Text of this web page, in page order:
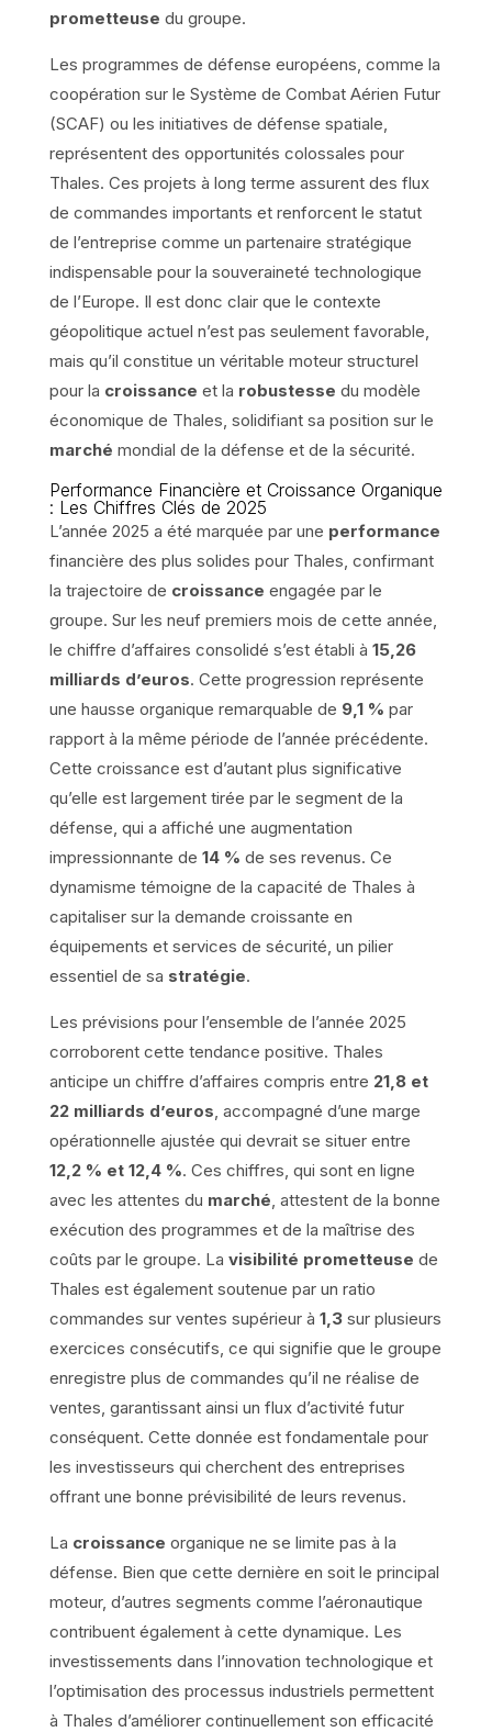
prometteuse du groupe.
Les programmes de défense européens, comme la
coopération sur le Système de Combat Aérien Futur
(SCAF) ou les initiatives de défense spatiale,
représentent des opportunités colossales pour
Thales. Ces projets à long terme assurent des flux
de commandes importants et renforcent le statut
de l’entreprise comme un partenaire stratégique
indispensable pour la souveraineté technologique
de l’Europe. Il est donc clair que le contexte
géopolitique actuel n’est pas seulement favorable,
mais qu’il constitue un véritable moteur structurel
pour la croissance et la robustesse du modèle
économique de Thales, solidifiant sa position sur le
marché mondial de la défense et de la sécurité.
Performance Financière et Croissance Organique
: Les Chiffres Clés de 2025
L’année 2025 a été marquée par une performance
financière des plus solides pour Thales, confirmant
la trajectoire de croissance engagée par le
groupe. Sur les neuf premiers mois de cette année,
le chiffre d’affaires consolidé s’est établi à 15,26
milliards d’euros. Cette progression représente
une hausse organique remarquable de 9,1 % par
rapport à la même période de l’année précédente.
Cette croissance est d’autant plus significative
qu’elle est largement tirée par le segment de la
défense, qui a affiché une augmentation
impressionnante de 14 % de ses revenus. Ce
dynamisme témoigne de la capacité de Thales à
capitaliser sur la demande croissante en
équipements et services de sécurité, un pilier
essentiel de sa stratégie.
Les prévisions pour l’ensemble de l’année 2025
corroborent cette tendance positive. Thales
anticipe un chiffre d’affaires compris entre 21,8 et
22 milliards d’euros , accompagné d’une marge
opérationnelle ajustée qui devrait se situer entre
12,2 % et 12,4 %. Ces chiffres, qui sont en ligne
avec les attentes du marché , attestent de la bonne
exécution des programmes et de la maîtrise des
coûts par le groupe. La visibilité prometteuse de
Thales est également soutenue par un ratio
commandes sur ventes supérieur à 1,3sur plusieurs
exercices consécutifs, ce qui signifie que le groupe
enregistre plus de commandes qu’il ne réalise de
ventes, garantissant ainsi un flux d’activité futur
conséquent. Cette donnée est fondamentale pour
les investisseurs qui cherchent des entreprises
offrant une bonne prévisibilité de leurs revenus.
La croissance organique ne se limite pas à la
défense. Bien que cette dernière en soit le principal
moteur, d’autres segments comme l’aéronautique
contribuent également à cette dynamique. Les
investissements dans l’innovation technologique et
l’optimisation des processus industriels permettent
à Thales d’améliorer continuellement son efficacité